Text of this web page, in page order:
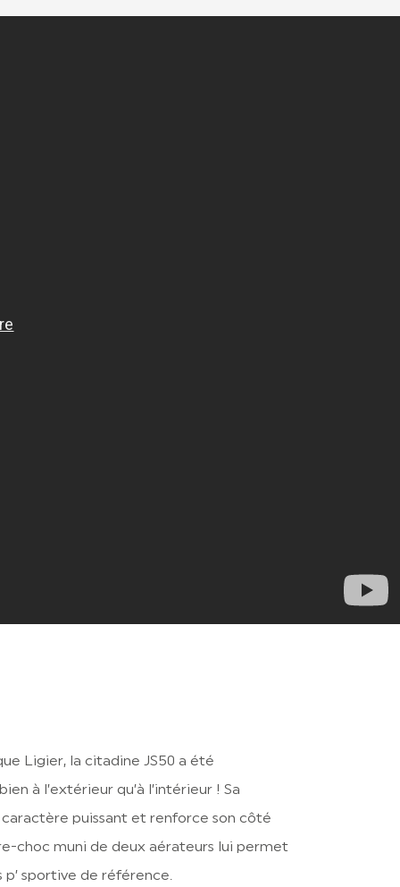
Ligier, la citadine JS50 a été
à l’extérieur qu’à l’intérieur ! Sa
puissant et renforce son côté
choc muni de deux aérateurs lui permet
p’ sportive de référence.